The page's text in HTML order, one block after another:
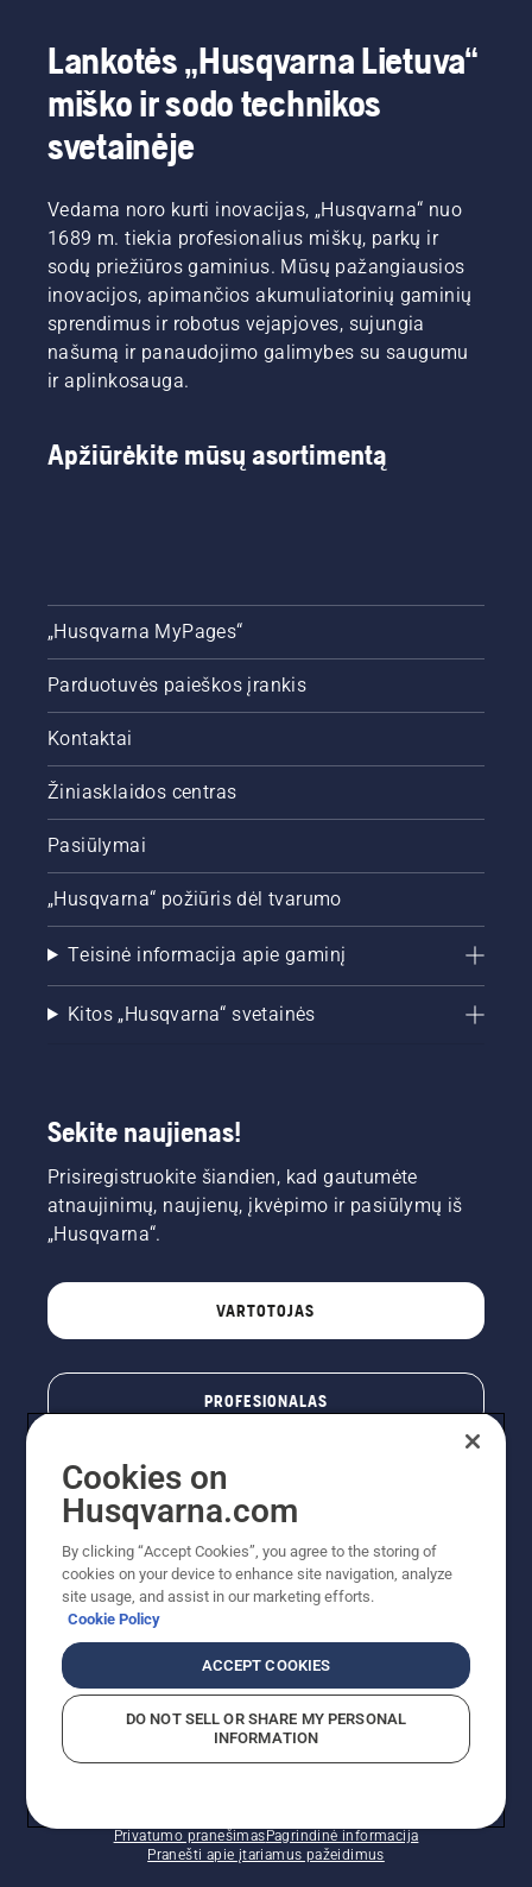
Lankotės „Husqvarna Lietuva“
miško ir sodo technikos
svetainėje
Vedama noro kurti inovacijas, „Husqvarna“ nuo
1689 m. tiekia profesionalius miškų, parkų ir
sodų priežiūros gaminius. Mūsų pažangiausios
inovacijos, apimančios akumuliatorinių gaminių
sprendimus ir robotus vejapjoves, sujungia
našumą ir panaudojimo galimybes su saugumu
ir aplinkosauga.
Apžiūrėkite mūsų asortimentą
„Husqvarna MyPages“
Parduotuvės paieškos įrankis
Kontaktai
Žiniasklaidos centras
Pasiūlymai
„Husqvarna“ požiūris dėl tvarumo
Teisinė informacija apie gaminį
Kitos „Husqvarna“ svetainės
Sekite naujienas!
Prisiregistruokite šiandien, kad gautumėte
atnaujinimų, naujienų, įkvėpimo ir pasiūlymų iš
„Husqvarna“.
VARTOTOJAS
PROFESIONALAS
© „Husqvarna AB“ (leid). Visos teisės priklauso autoriui.
Nurodoma rekomenduojama mažmeninė kaina (RMK),
įskaitant PVM. RMK yra kaina, už kurią gamintojas
rekomenduoja pardavėjui parduoti prekę. UAB
"Husqvarna Lietuva" prekių vartotojams neparduoda,
Privatumo pranešimasPagrindinė informacija
Pranešti apie įtariamus pažeidimus
Cookies on
Husqvarna.com
By clicking “Accept Cookies”, you agree to the storing of
cookies on your device to enhance site navigation, analyze
site usage, and assist in our marketing efforts.
Cookie Policy
ACCEPT COOKIES
DO NOT SELL OR SHARE MY PERSONAL
INFORMATION